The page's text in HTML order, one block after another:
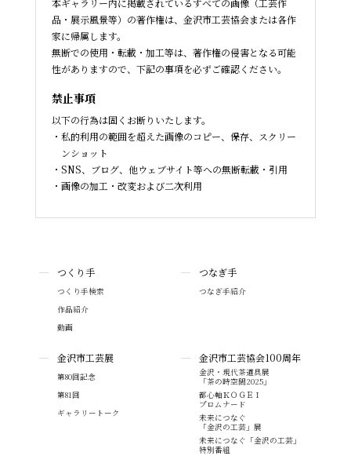
本ギャラリー内に掲載されているすべての画像（工芸作
品・展示風景等）の著作権は、金沢市工芸協会または各作
家に帰属します。
無断での使用・転載・加工等は、著作権の侵害となる可能
性がありますので、下記の事項を必ずご確認ください。
禁止事項
以下の行為は固くお断りいたします。
私的利用の範囲を超えた画像のコピー、保存、スクリー
ンショット
SNS、ブログ、他ウェブサイト等への無断転載・引用
画像の加工・改変および二次利用
つくり手
つくり手検索
作品紹介
動画
つなぎ手
つなぎ手紹介
金沢市工芸展
第80回記念
第81回
ギャラリートーク
金沢市工芸協会100周年
金沢・現代茶道具展
「茶の時空間2025」
都心軸ＫＯＧＥＩ
プロムナード
未来につなぐ
「金沢の工芸」展
未来につなぐ「金沢の工芸」
特別番組